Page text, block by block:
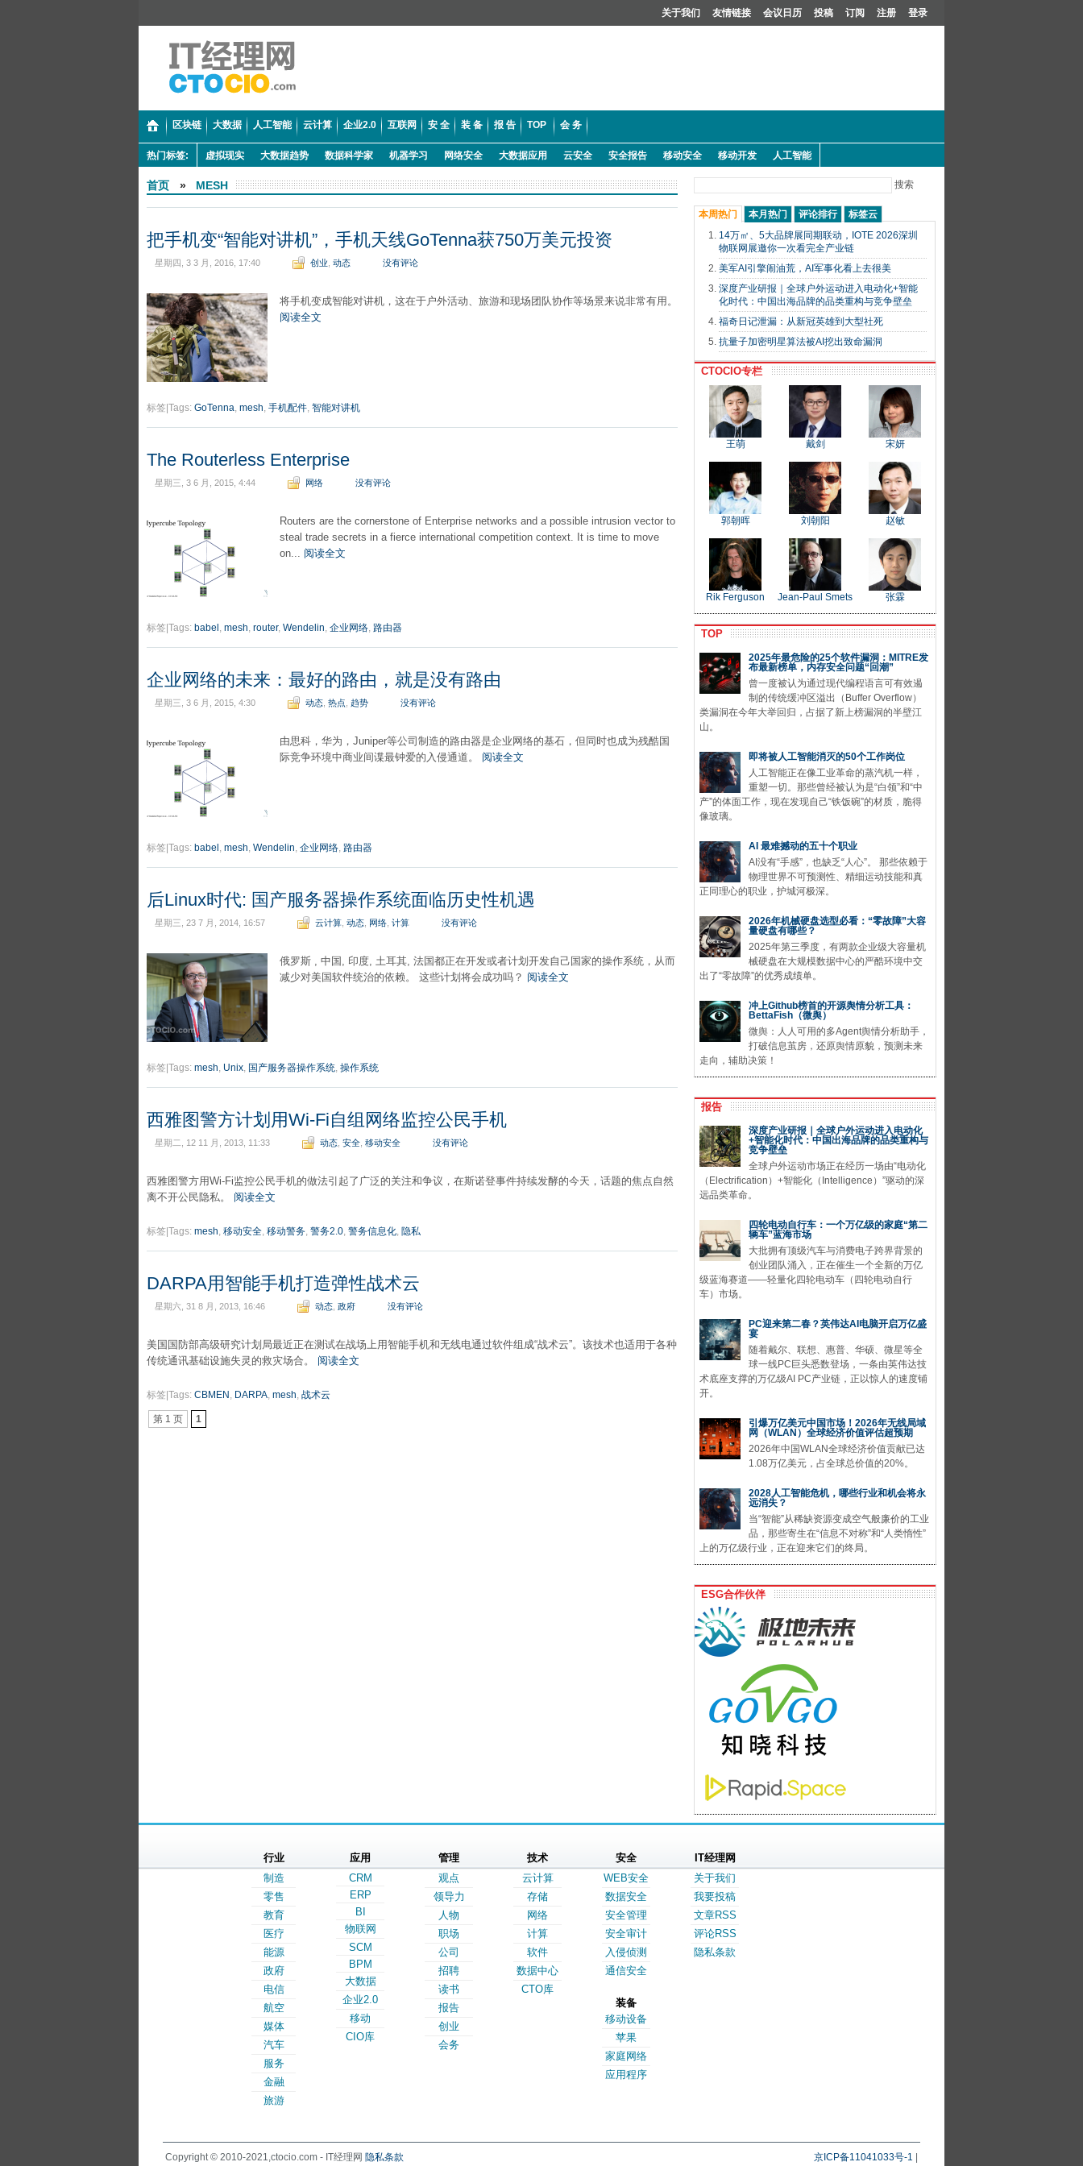
关于我们 友情链接 会议日历 投稿 订阅 注册 登录
区块链 大数据 人工智能 云计算 企业2.0 互联网 安 全 装 备 报 告 TOP 会 务
热门标签: 虚拟现实 大数据趋势 数据科学家 机器学习 网络安全 大数据应用 云安全 安全报告 移动安全 移动开发 人工智能
首页 » MESH
把手机变“智能对讲机”，手机天线GoTenna获750万美元投资
星期四, 3 3 月, 2016, 17:40 创业 动态 没有评论
将手机变成智能对讲机，这在于户外活动、旅游和现场团队协作等场景来说非常有用。
阅读全文
标签|Tags: GoTenna, mesh, 手机配件, 智能对讲机
The Routerless Enterprise
星期三, 3 6 月, 2015, 4:44 网络 没有评论
Routers are the cornerstone of Enterprise networks and a possible intrusion vector to
steal trade secrets in a fierce international competition context. It is time to move
on... 阅读全文
标签|Tags: babel , mesh, router, Wendelin, 企业网络, 路由器
企业网络的未来：最好的路由，就是没有路由
星期三, 3 6 月, 2015, 4:30 动态 热点 趋势 没有评论
由思科，华为，Juniper等公司制造的路由器是企业网络的基石，但同时也成为残酷国
际竞争环境中商业间谍最钟爱的入侵通道。 阅读全文
标签|Tags: babel , mesh, Wendelin, 企业网络, 路由器
后Linux时代: 国产服务器操作系统面临历史性机遇
星期三, 23 7 月, 2014, 16:57 云计算 动态 网络 计算 没有评论
俄罗斯 , 中国, 印度, 土耳其, 法国都正在开发或者计划开发自己国家的操作系统，从而
减少对美国软件统治的依赖。 这些计划将会成功吗？ 阅读全文
标签|Tags: mesh, Unix, 国产服务器操作系统, 操作系统
西雅图警方计划用Wi-Fi自组网络监控公民手机
星期二, 12 11 月, 2013, 11:33 动态 安全 移动安全 没有评论
西雅图警方用Wi-Fi监控公民手机的做法引起了广泛的关注和争议，在斯诺登事件持续发酵的今天，话题的焦点自然
离不开公民隐私。 阅读全文
标签|Tags: mesh, 移动安全, 移动警务, 警务2.0, 警务信息化, 隐私
DARPA用智能手机打造弹性战术云
星期六, 31 8 月, 2013, 16:46 动态 政府 没有评论
美国国防部高级研究计划局最近正在测试在战场上用智能手机和无线电通过软件组成“战术云”。该技术也适用于各种
传统通讯基础设施失灵的救灾场合。 阅读全文
标签|Tags: CBMEN , DARPA, mesh, 战术云
第 1 页 1
搜索
本周热门 本月热门 评论排行
标签云
14万㎡、5大品牌展同期联动，IOTE 2026深圳
物联网展邀你一次看完全产业链
美军AI引擎闹油荒，AI军事化看上去很美
深度产业研报｜全球户外运动进入电动化+智能
化时代：中国出海品牌的品类重构与竞争壁垒
福奇日记泄漏：从新冠英雄到大型社死
抗量子加密明星算法被AI挖出致命漏洞
CTOCIO专栏
王萌 戴剑 宋妍
郭朝晖 刘朝阳 赵敏
Rik Ferguson Jean-Paul Smets 张霖
TOP
2025年最危险的25个软件漏洞：MITRE发
布最新榜单，内存安全问题“回潮”
曾一度被认为通过现代编程语言可有效遏
制的传统缓冲区溢出（Buffer Overflow）
类漏洞在今年大举回归，占据了新上榜漏洞的半壁江
山。
即将被人工智能消灭的50个工作岗位
人工智能正在像工业革命的蒸汽机一样，
重塑一切。那些曾经被认为是“白领”和“中
产”的体面工作，现在发现自己“铁饭碗”的材质，脆得
像玻璃。
AI 最难撼动的五十个职业
AI没有“手感”，也缺乏“人心”。 那些依赖于
物理世界不可预测性、精细运动技能和真
正同理心的职业，护城河极深。
2026年机械硬盘选型必看：“零故障”大容
量硬盘有哪些？
2025年第三季度，有两款企业级大容量机
械硬盘在大规模数据中心的严酷环境中交
出了“零故障”的优秀成绩单。
冲上Github榜首的开源舆情分析工具：
BettaFish（微舆）
微舆：人人可用的多Agent舆情分析助手，
打破信息茧房，还原舆情原貌，预测未来
走向，辅助决策！
报告
深度产业研报｜全球户外运动进入电动化
+智能化时代：中国出海品牌的品类重构与
竞争壁垒
全球户外运动市场正在经历一场由“电动化
（Electrification）+智能化（Intelligence）”驱动的深
远品类革命。
四轮电动自行车：一个万亿级的家庭“第二
辆车”蓝海市场
大批拥有顶级汽车与消费电子跨界背景的
创业团队涌入，正在催生一个全新的万亿
级蓝海赛道——轻量化四轮电动车（四轮电动自行
车）市场。
PC迎来第二春？英伟达AI电脑开启万亿盛
宴
随着戴尔、联想、惠普、华硕、微星等全
球一线PC巨头悉数登场，一条由英伟达技
术底座支撑的万亿级AI PC产业链，正以惊人的速度铺
开。
引爆万亿美元中国市场！2026年无线局域
网（WLAN）全球经济价值评估超预期
2026年中国WLAN全球经济价值贡献已达
1.08万亿美元，占全球总价值的20%。
2028人工智能危机，哪些行业和机会将永
远消失？
当“智能”从稀缺资源变成空气般廉价的工业
品，那些寄生在“信息不对称”和“人类惰性”
上的万亿级行业，正在迎来它们的终局。
ESG合作伙伴
行业
制造
零售
教育
医疗
能源
政府
电信
航空
媒体
汽车
服务
金融
旅游
应用
CRM
ERP
BI
物联网
SCM
BPM
大数据
企业2.0
移动
CIO库
管理
观点
领导力
人物
职场
公司
招聘
读书
报告
创业
会务
技术
云计算
存储
网络
计算
软件
数据中心
CTO库
安全
WEB安全
数据安全
安全管理
安全审计
入侵侦测
通信安全
装备
移动设备
苹果
家庭网络
应用程序
IT经理网
关于我们
我要投稿
文章RSS
评论RSS
隐私条款
Copyright © 2010-2021,ctocio.com - IT经理网 隐私条款 京ICP备11041033号-1